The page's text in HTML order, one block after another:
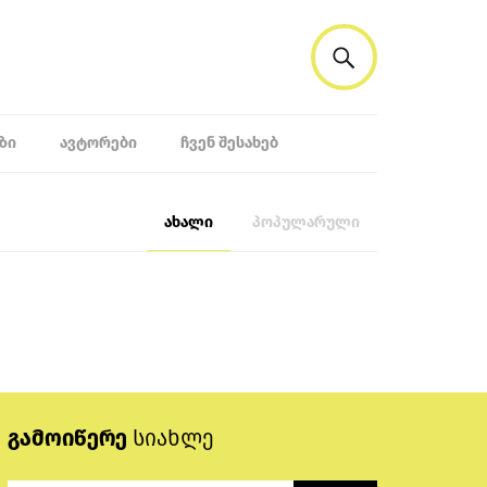
ᲐᲕᲢᲝᲠᲔᲑᲘ ᲩᲕᲔᲜ ᲨᲔᲡᲐᲮᲔᲑ
ახალი პოპულარული
გამოიწერე სიახლე